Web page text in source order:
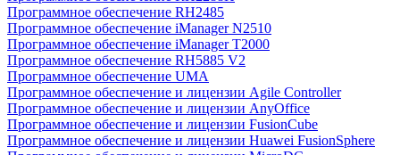
Программное обеспечение RH2485
Программное обеспечение iManager N2510
Программное обеспечение iManager T2000
Программное обеспечение RH5885 V2
Программное обеспечение UMA
Программное обеспечение и лицензии Agile Controller
Программное обеспечение и лицензии AnyOffice
Программное обеспечение и лицензии FusionCube
Программное обеспечение и лицензии Huawei FusionSphere